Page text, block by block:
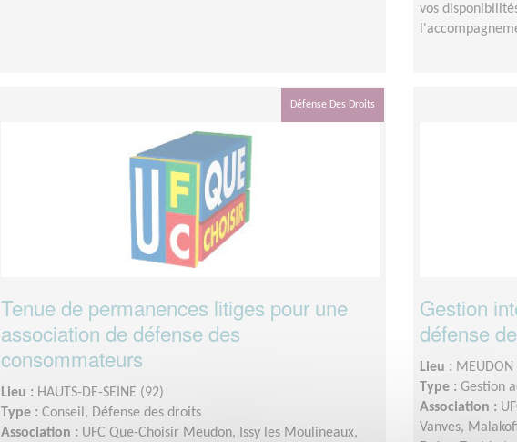
vos
Défense Des Droits
Tenue de permanences litiges pour une
association de défense des
consommateurs
Lieu : HAUTS-DE-SEINE (92)
Type : Conseil, Défense des droits
Association : UFC Que-Choisir Meudon, Issy les Moulineaux,
Gestion
défense
Lieu :
Type : Gestion
Association :
Vanves,